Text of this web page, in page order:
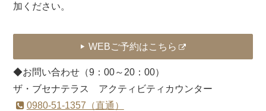
加ください。
WEBご予約はこちら
◆お問い合わせ（9：00～20：00）
ザ・ブセナテラス アクティビティカウンター
0980-51-1357（直通）